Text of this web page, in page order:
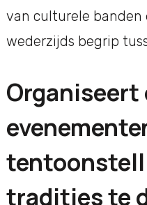
van culturele banden
wederzijds begrip
tradities te